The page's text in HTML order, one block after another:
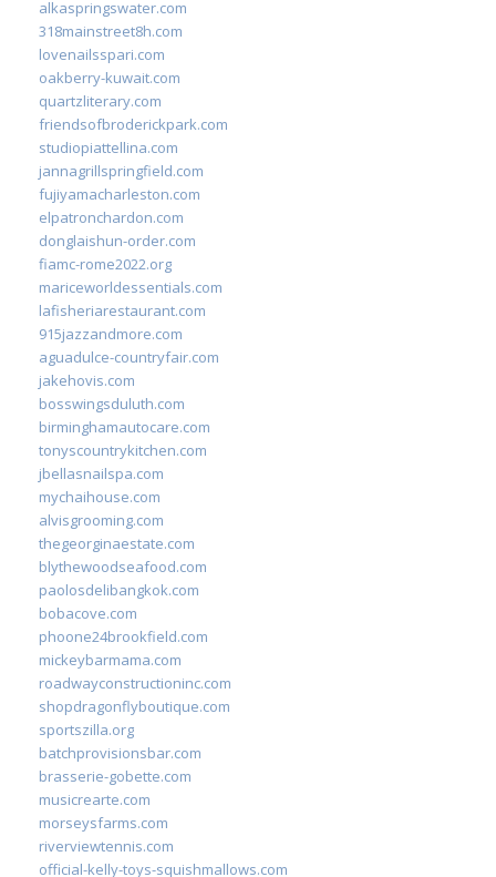
alkaspringswater.com
318mainstreet8h.com
lovenailsspari.com
oakberry-kuwait.com
quartzliterary.com
friendsofbroderickpark.com
studiopiattellina.com
jannagrillspringfield.com
fujiyamacharleston.com
elpatronchardon.com
donglaishun-order.com
fiamc-rome2022.org
mariceworldessentials.com
lafisheriarestaurant.com
915jazzandmore.com
aguadulce-countryfair.com
jakehovis.com
bosswingsduluth.com
birminghamautocare.com
tonyscountrykitchen.com
jbellasnailspa.com
mychaihouse.com
alvisgrooming.com
thegeorginaestate.com
blythewoodseafood.com
paolosdelibangkok.com
bobacove.com
phoone24brookfield.com
mickeybarmama.com
roadwayconstructioninc.com
shopdragonflyboutique.com
sportszilla.org
batchprovisionsbar.com
brasserie-gobette.com
musicrearte.com
morseysfarms.com
riverviewtennis.com
official-kelly-toys-squishmallows.com